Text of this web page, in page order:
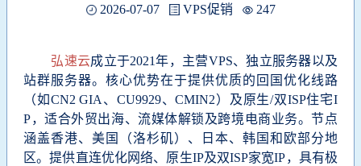
2026-07-07 VPS促销 247
弘速云成立于2021年，主营VPS、独立服务器以及
站群服务器。核心优势在于提供优质的回国优化线路
（如CN2 GIA、CU9929、CMIN2）及原生/双ISP住宅I
P，适合外贸出海、流媒体解锁及跨境电商业务。节点
涵盖香港、美国（洛杉矶）、日本、韩国和欧部分地
区。提供直连优化网络、原生IP及双ISP家宽IP，具有极